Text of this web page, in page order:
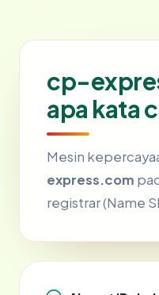
cp-
apa kata
Mesin
express.com
registrar (Name